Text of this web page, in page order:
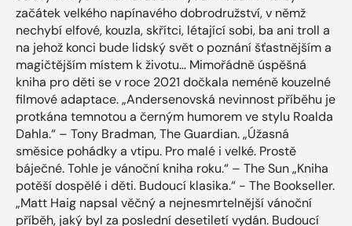
začátek velkého napínavého dobrodružství, v němž
nechybí elfové, kouzla, skřítci, létající sobi, ba ani troll a
na jehož konci bude lidský svět o poznání šťastnějším a
magičtějším místem k životu… Mimořádně úspěšná
kniha pro děti se v roce 2021 dočkala neméně kouzelné
filmové adaptace. „Andersenovská nevinnost příběhu je
protkána temnotou a černým humorem ve stylu Roalda
Dahla.“ – Tony Bradman, The Guardian. „Úžasná
směsice pohádky a vtipu. Pro malé i velké. Prostě
báječné. Tohle je vánoční kniha roku.“ – The Sun „Kniha
potěší dospělé i děti. Budoucí klasika.“ − The Bookseller.
„Matt Haig napsal věčný a nejnesmrtelnější vánoční
příběh, jaký byl za poslední desetiletí vydán. Budoucí